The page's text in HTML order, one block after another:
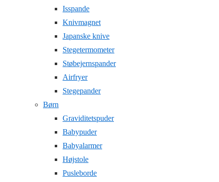
Isspande
Knivmagnet
Japanske knive
Stegetermometer
Støbejernspander
Airfryer
Stegepander
Børn
Graviditetspuder
Babypuder
Babyalarmer
Højstole
Pusleborde